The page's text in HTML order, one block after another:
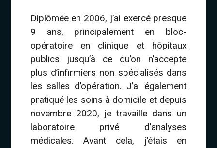
Diplômée en 2006, j’ai exercé presque
9 ans, principalement en bloc-
opératoire en clinique et hôpitaux
publics jusqu’à ce qu’on n’accepte
plus d’infirmiers non spécialisés dans
les salles d’opération. J’ai également
pratiqué les soins à domicile et depuis
novembre 2020, je travaille dans un
laboratoire privé d’analyses
médicales. Avant cela, j’étais en